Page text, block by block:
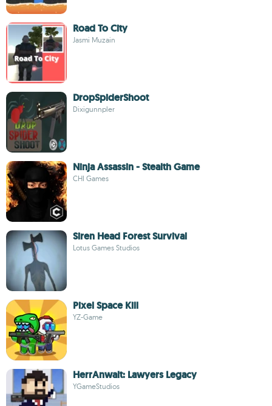
Road To City
Jasmi Muzain
DropSpiderShoot
Dixigunnpler
Ninja Assassin - Stealth Game
CHI Games
Siren Head Forest Survival
Lotus Games Studios
Pixel Space Kill
YZ-Game
HerrAnwalt: Lawyers Legacy
YGameStudios